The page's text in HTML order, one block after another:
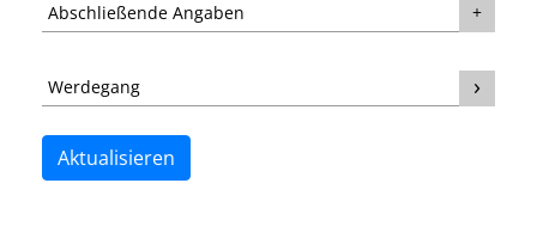
Abschließende Angaben
Werdegang
Aktualisieren